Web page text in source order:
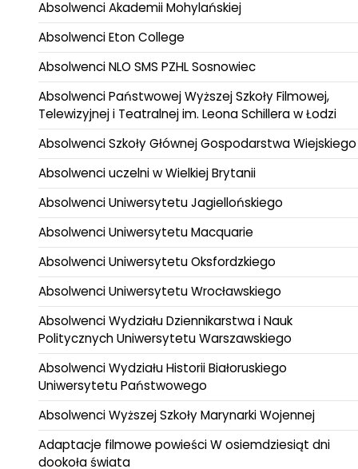
Absolwenci Akademii Mohylańskiej
Absolwenci Eton College
Absolwenci NLO SMS PZHL Sosnowiec
Absolwenci Państwowej Wyższej Szkoły Filmowej,
Telewizyjnej i Teatralnej im. Leona Schillera w Łodzi
Absolwenci Szkoły Głównej Gospodarstwa Wiejskiego
Absolwenci uczelni w Wielkiej Brytanii
Absolwenci Uniwersytetu Jagiellońskiego
Absolwenci Uniwersytetu Macquarie
Absolwenci Uniwersytetu Oksfordzkiego
Absolwenci Uniwersytetu Wrocławskiego
Absolwenci Wydziału Dziennikarstwa i Nauk
Politycznych Uniwersytetu Warszawskiego
Absolwenci Wydziału Historii Białoruskiego
Uniwersytetu Państwowego
Absolwenci Wyższej Szkoły Marynarki Wojennej
Adaptacje filmowe powieści W osiemdziesiąt dni
dookoła świata